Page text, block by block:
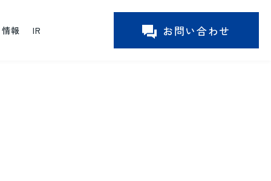
報 IR お問い合わせ